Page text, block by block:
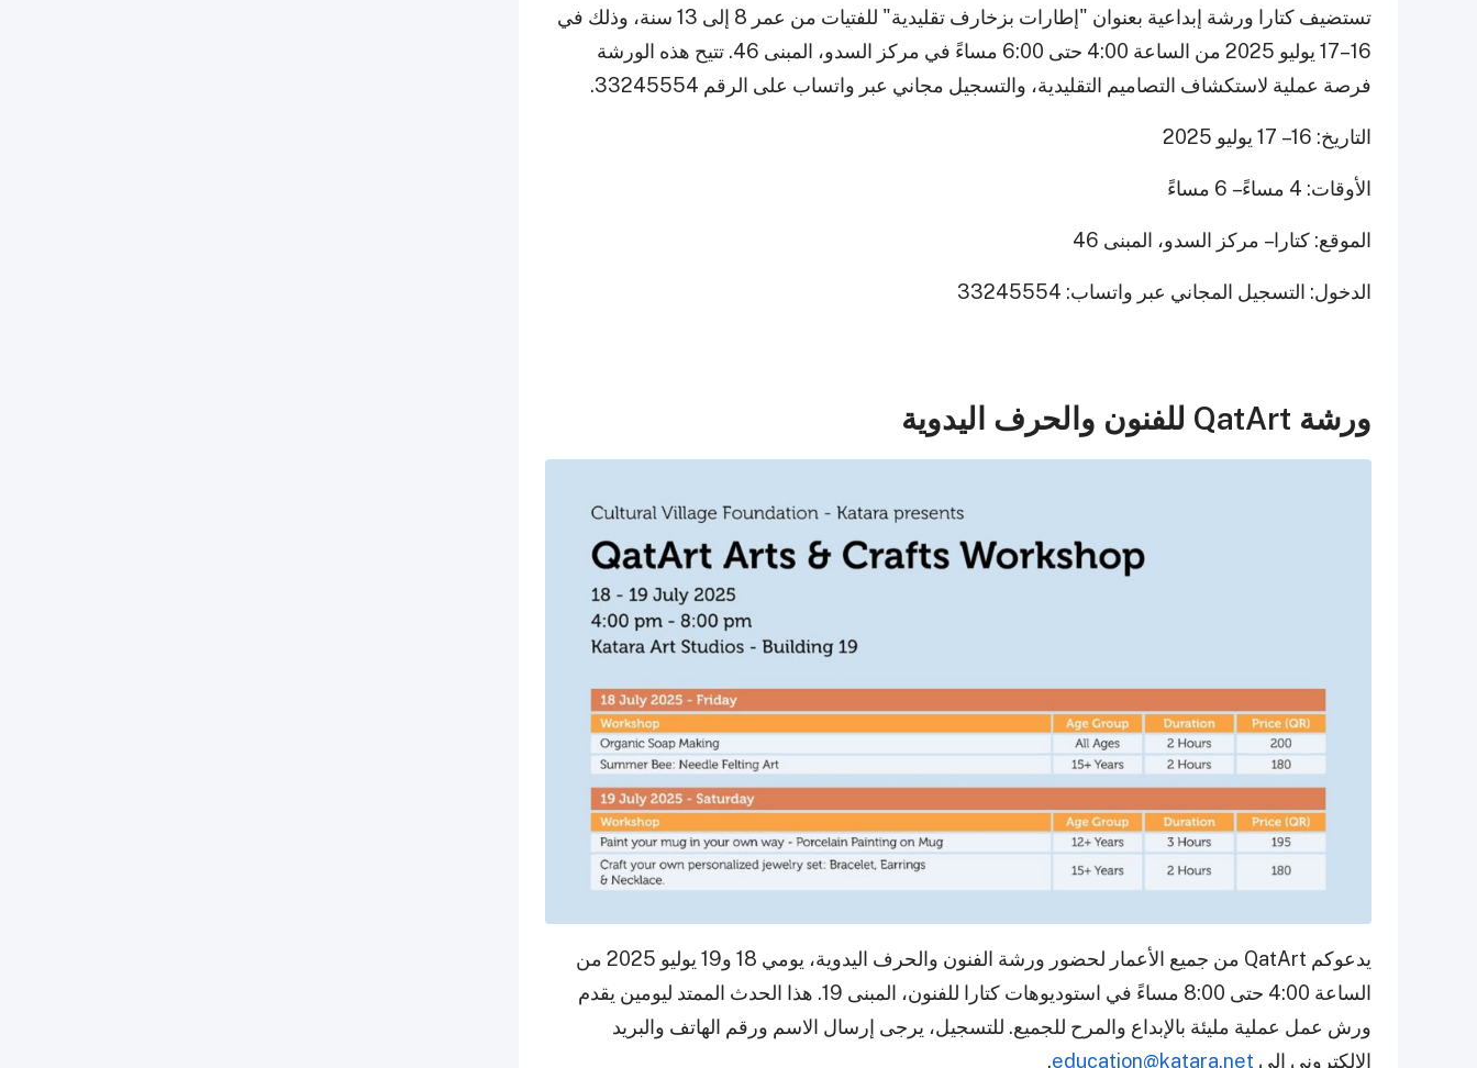
تستضيف كتارا ورشة إبداعية بعنوان "إطارات بزخارف تقليدية" للفتيات من عمر 8 إلى 13 سنة، وذلك في
16–17 يوليو 2025 من الساعة 4:00 حتى 6:00 مساءً في مركز السدو، المبنى 46. تتيح هذه الورشة
فرصة عملية لاستكشاف التصاميم التقليدية، والتسجيل مجاني عبر واتساب على الرقم 33245554.
التاريخ: 16 – 17 يوليو 2025
الأوقات: 4 مساءً – 6 مساءً
الموقع: كتارا – مركز السدو، المبنى 46
الدخول: التسجيل المجاني عبر واتساب: 33245554
ورشة QatArt للفنون والحرف اليدوية
يدعوكم QatArt من جميع الأعمار لحضور ورشة الفنون والحرف اليدوية، يومي 18 و19 يوليو 2025 من
الساعة 4:00 حتى 8:00 مساءً في استوديوهات كتارا للفنون، المبنى 19. هذا الحدث الممتد ليومين يقدم
ورش عمل عملية مليئة بالإبداع والمرح للجميع. للتسجيل، يرجى إرسال الاسم ورقم الهاتف والبريد
الإلكتروني إلى education@katara.net
.